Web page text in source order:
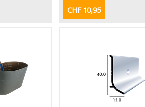
CHF 10,95